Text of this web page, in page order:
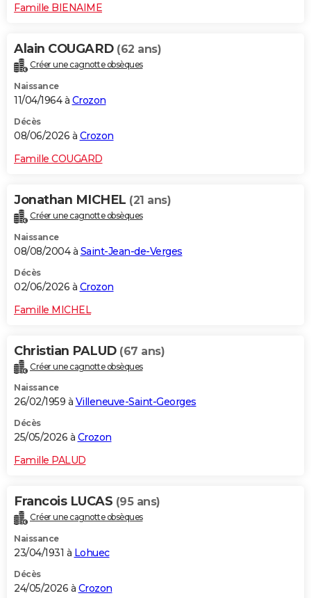
Famille BIENAIME
Alain COUGARD (62 ans)
Créer une cagnotte obsèques
Naissance
11/04/1964 à Crozon
Décès
08/06/2026 à Crozon
Famille COUGARD
Jonathan MICHEL (21 ans)
Créer une cagnotte obsèques
Naissance
08/08/2004 à Saint-Jean-de-Verges
Décès
02/06/2026 à Crozon
Famille MICHEL
Christian PALUD (67 ans)
Créer une cagnotte obsèques
Naissance
26/02/1959 à Villeneuve-Saint-Georges
Décès
25/05/2026 à Crozon
Famille PALUD
Francois LUCAS (95 ans)
Créer une cagnotte obsèques
Naissance
23/04/1931 à Lohuec
Décès
24/05/2026 à Crozon